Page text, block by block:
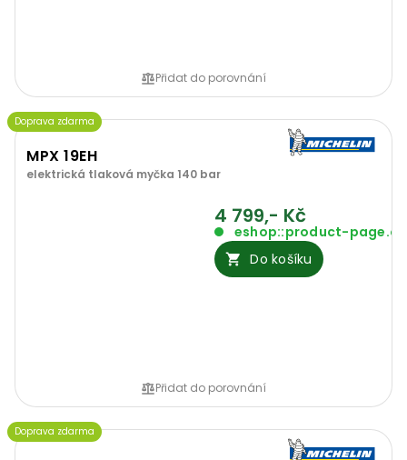
Přidat do porovnání
Doprava zdarma
MPX 19EH
elektrická tlaková myčka 140 bar
4 799,- Kč
eshop::product-
Do košíku
Přidat do porovnání
Doprava zdarma